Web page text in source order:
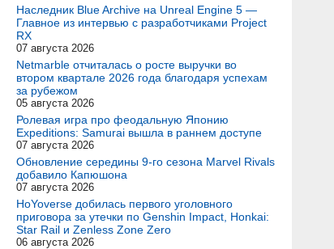
Наследник Blue Archive на Unreal Engine 5 —
Главное из интервью с разработчиками Project
RX
07 августа 2026
Netmarble отчиталась о росте выручки во
втором квартале 2026 года благодаря успехам
за рубежом
05 августа 2026
Ролевая игра про феодальную Японию
Expeditions: Samurai вышла в раннем доступе
07 августа 2026
Обновление середины 9-го сезона Marvel Rivals
добавило Капюшона
07 августа 2026
HoYoverse добилась первого уголовного
приговора за утечки по Genshin Impact, Honkai:
Star Rail и Zenless Zone Zero
06 августа 2026